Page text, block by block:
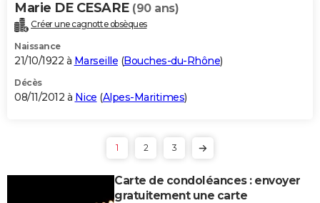
Marie DE CESARE (90 ans)
Créer une cagnotte obsèques
Naissance
21/10/1922 à Marseille (Bouches-du-Rhône)
Décès
08/11/2012 à Nice (Alpes-Maritimes)
1 2 3
Carte de condoléances : envoyer
gratuitement une carte